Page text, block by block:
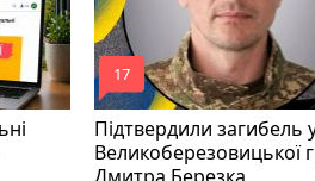
Підтвердили загибель
Великоберезовицької
Дмитра Березка
mode_comment
17